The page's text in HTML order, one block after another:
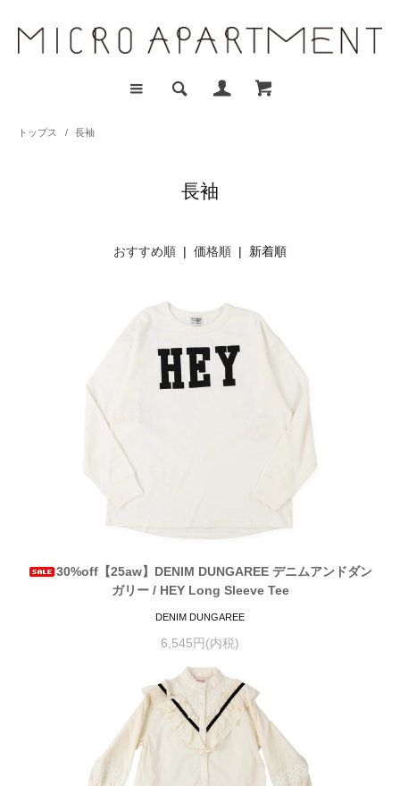
トップス / 長袖
長袖
おすすめ順 | 価格順 | 新着順
30%off【25aw】DENIM DUNGAREE デニムアンドダン
ガリー / HEY Long Sleeve Tee
DENIM DUNGAREE
6,545円(内税)